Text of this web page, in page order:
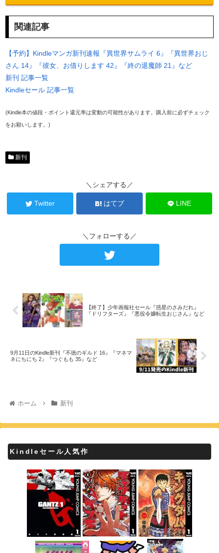
関連記事
【予約】Kindleマンガ新刊速報『異世界サムライ 6』『異世界おじ
さん 14』『彼女、お借りします 42』『終の退魔師 21』など
新刊 記事一覧
Kindleセール 記事一覧
(Kindle本の値段・ポイント還元率は変動の可能性があります。購入前に必ずチェック
をお願いします。)
新刊
＼シェアする／
Twitter はてブ LINE
＼フォローする／
【終了】少年画報社セール『惑星のさみだれ』
『ドリフターズ』『悪役令嬢転生おじさん』など
9月11日のKindle新刊『不徳のギルド 16』『マネマ
ネにちにち 2』『つぐもも 35』など
ホーム 新刊
Kindleセール人気作